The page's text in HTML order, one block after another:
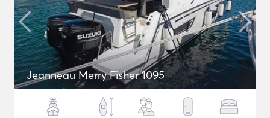
Jeanneau Merry Fisher 1095